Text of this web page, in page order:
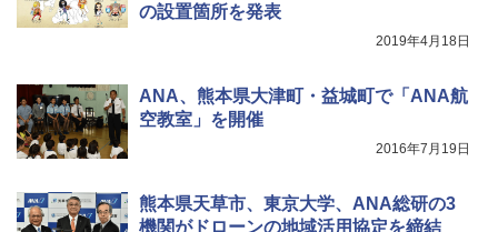
の設置箇所を発表
2019年4月18日
ANA、熊本県大津町・益城町で「ANA航
空教室」を開催
2016年7月19日
熊本県天草市、東京大学、ANA総研の3
機関がドローンの地域活用協定を締結